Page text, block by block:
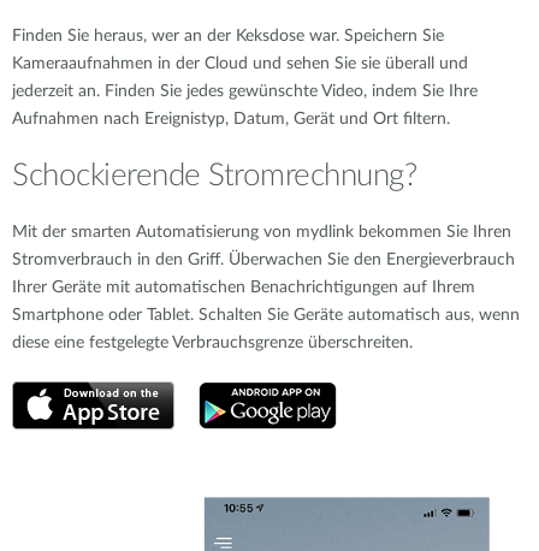
Finden Sie heraus, wer an der Keksdose war. Speichern Sie
Kameraaufnahmen in der Cloud und sehen Sie sie überall und
jederzeit an. Finden Sie jedes gewünschte Video, indem Sie Ihre
Aufnahmen nach Ereignistyp, Datum, Gerät und Ort filtern.
Schockierende Stromrechnung?
Mit der smarten Automatisierung von mydlink bekommen Sie Ihren
Stromverbrauch in den Griff. Überwachen Sie den Energieverbrauch
Ihrer Geräte mit automatischen Benachrichtigungen auf Ihrem
Smartphone oder Tablet. Schalten Sie Geräte automatisch aus, wenn
diese eine festgelegte Verbrauchsgrenze überschreiten.